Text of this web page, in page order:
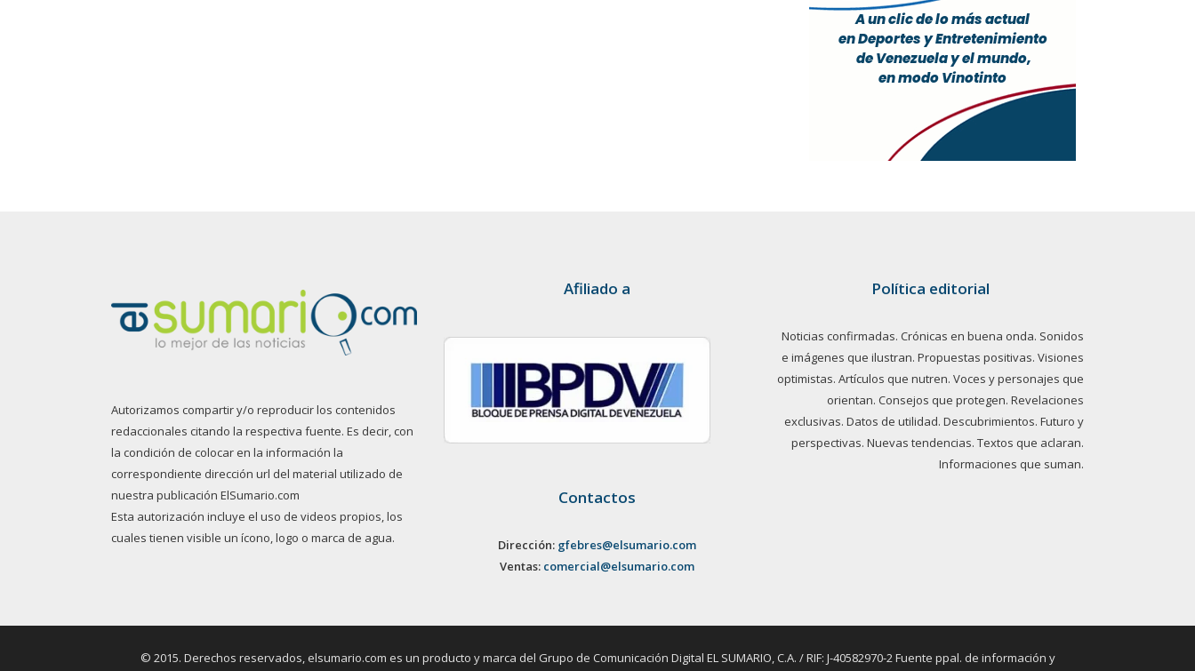
Autorizamos compartir y/o reproducir los contenidos
redaccionales citando la respectiva fuente. Es decir, con
la condición de colocar en la información la
correspondiente dirección url del material utilizado de
nuestra publicación ElSumario.com
Esta autorización incluye el uso de videos propios, los
cuales tienen visible un ícono, logo o marca de agua.
Afiliado a
Contactos
Dirección: gfebres@elsumario.com
Ventas: comercial@elsumario.com
Política editorial
Noticias confirmadas. Crónicas en buena onda. Sonidos
e imágenes que ilustran. Propuestas positivas. Visiones
optimistas. Artículos que nutren. Voces y personajes que
orientan. Consejos que protegen. Revelaciones
exclusivas. Datos de utilidad. Descubrimientos. Futuro y
perspectivas. Nuevas tendencias. Textos que aclaran.
Informaciones que suman.
© 2015. Derechos reservados, elsumario.com es un producto y marca del Grupo de Comunicación Digital EL SUMARIO, C.A. / RIF: J-40582970-2 Fuente ppal. de información y